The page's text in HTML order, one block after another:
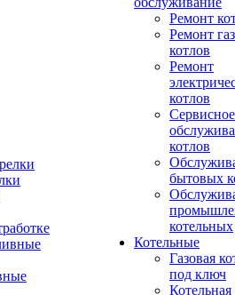
Ремонт
Ремонт
котлов
Ремонт
котлов
Сервисное
котлов
бытовых
котельных
Котельные
Газовая
под ключ